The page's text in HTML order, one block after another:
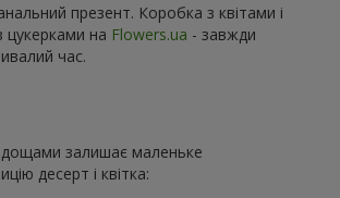
презент. Коробка з квітами і
цукерками на Flowers.ua - завжди
час.
залишає маленьке
десерт і квітка: